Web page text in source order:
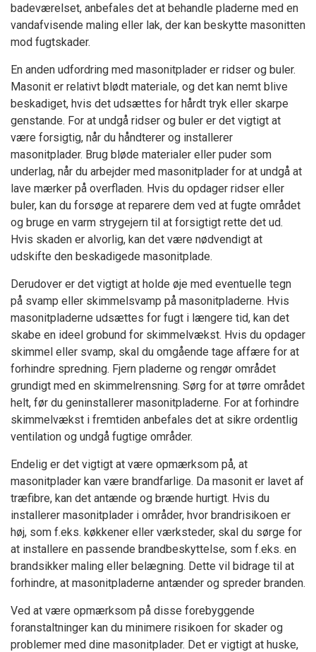
badeværelset, anbefales det at behandle pladerne med en
vandafvisende maling eller lak, der kan beskytte masonitten
mod fugtskader.
En anden udfordring med masonitplader er ridser og buler.
Masonit er relativt blødt materiale, og det kan nemt blive
beskadiget, hvis det udsættes for hårdt tryk eller skarpe
genstande. For at undgå ridser og buler er det vigtigt at
være forsigtig, når du håndterer og installerer
masonitplader. Brug bløde materialer eller puder som
underlag, når du arbejder med masonitplader for at undgå at
lave mærker på overfladen. Hvis du opdager ridser eller
buler, kan du forsøge at reparere dem ved at fugte området
og bruge en varm strygejern til at forsigtigt rette det ud.
Hvis skaden er alvorlig, kan det være nødvendigt at
udskifte den beskadigede masonitplade.
Derudover er det vigtigt at holde øje med eventuelle tegn
på svamp eller skimmelsvamp på masonitpladerne. Hvis
masonitpladerne udsættes for fugt i længere tid, kan det
skabe en ideel grobund for skimmelvækst. Hvis du opdager
skimmel eller svamp, skal du omgående tage affære for at
forhindre spredning. Fjern pladerne og rengør området
grundigt med en skimmelrensning. Sørg for at tørre området
helt, før du geninstallerer masonitpladerne. For at forhindre
skimmelvækst i fremtiden anbefales det at sikre ordentlig
ventilation og undgå fugtige områder.
Endelig er det vigtigt at være opmærksom på, at
masonitplader kan være brandfarlige. Da masonit er lavet af
træfibre, kan det antænde og brænde hurtigt. Hvis du
installerer masonitplader i områder, hvor brandrisikoen er
høj, som f.eks. køkkener eller værksteder, skal du sørge for
at installere en passende brandbeskyttelse, som f.eks. en
brandsikker maling eller belægning. Dette vil bidrage til at
forhindre, at masonitpladerne antænder og spreder branden.
Ved at være opmærksom på disse forebyggende
foranstaltninger kan du minimere risikoen for skader og
problemer med dine masonitplader. Det er vigtigt at huske,